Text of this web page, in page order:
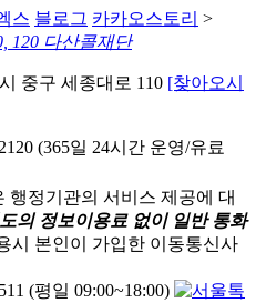
스 블로그 카카오스토리 >
120 다산콜재단
중구 세종대로 110 [찾아오시
(365일 24시간 운영/유료
행정기관의 서비스 제공에 대
의 정보이용료 없이 일반 통화
시 본인이 가입한 이동통신사
(평일 09:00~18:00)